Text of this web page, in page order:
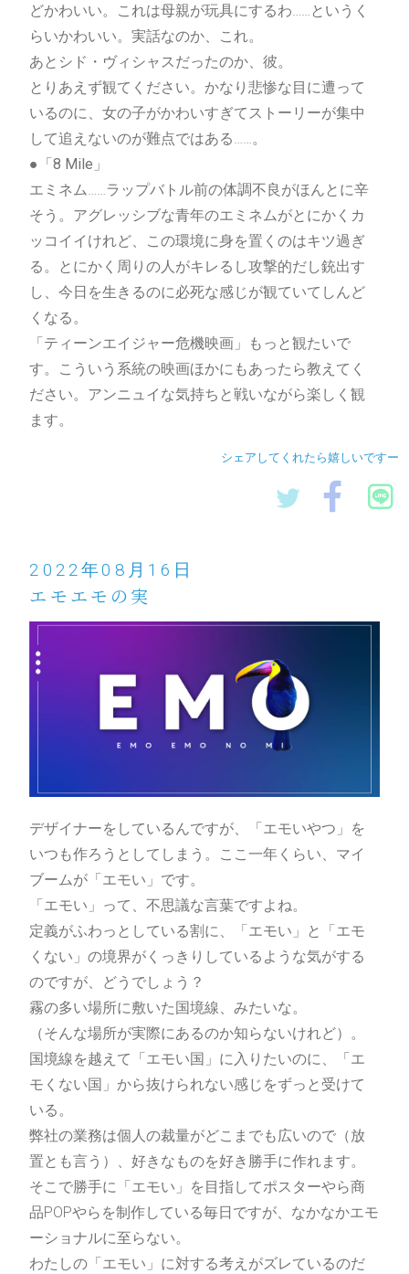
どかわいい。これは母親が玩具にするわ……というく
らいかわいい。実話なのか、これ。
あとシド・ヴィシャスだったのか、彼。
とりあえず観てください。かなり悲惨な目に遭って
いるのに、女の子がかわいすぎてストーリーが集中
して追えないのが難点ではある……。
●「8 Mile」
エミネム……ラップバトル前の体調不良がほんとに辛
そう。アグレッシブな青年のエミネムがとにかくカ
ッコイイけれど、この環境に身を置くのはキツ過ぎ
る。とにかく周りの人がキレるし攻撃的だし銃出す
し、今日を生きるのに必死な感じが観ていてしんど
くなる。
「ティーンエイジャー危機映画」もっと観たいで
す。こういう系統の映画ほかにもあったら教えてく
ださい。アンニュイな気持ちと戦いながら楽しく観
ます。
シェアしてくれたら嬉しいですー
2022年08月16日
エモエモの実
デザイナーをしているんですが、「エモいやつ」を
いつも作ろうとしてしまう。ここ一年くらい、マイ
ブームが「エモい」です。
「エモい」って、不思議な言葉ですよね。
定義がふわっとしている割に、「エモい」と「エモ
くない」の境界がくっきりしているような気がする
のですが、どうでしょう？
霧の多い場所に敷いた国境線、みたいな。
（そんな場所が実際にあるのか知らないけれど）。
国境線を越えて「エモい国」に入りたいのに、「エ
モくない国」から抜けられない感じをずっと受けて
いる。
弊社の業務は個人の裁量がどこまでも広いので（放
置とも言う）、好きなものを好き勝手に作れます。
そこで勝手に「エモい」を目指してポスターやら商
品POPやらを制作している毎日ですが、なかなかエモ
ーショナルに至らない。
わたしの「エモい」に対する考えがズレているのだ